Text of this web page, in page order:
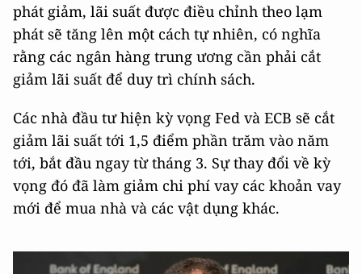
phát giảm, lãi suất được điều chỉnh theo lạm
phát sẽ tăng lên một cách tự nhiên, có nghĩa
rằng các ngân hàng trung ương cần phải cắt
giảm lãi suất để duy trì chính sách.
Các nhà đầu tư hiện kỳ ​​vọng Fed và ECB sẽ cắt
giảm lãi suất tới 1,5 điểm phần trăm vào năm
tới, bắt đầu ngay từ tháng 3. Sự thay đổi về kỳ
vọng đó đã làm giảm chi phí vay các khoản vay
mới để mua nhà và các vật dụng khác.